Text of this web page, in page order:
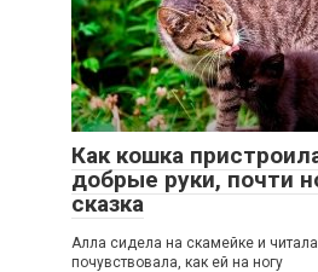
Как кошка
добрые руки, почти
сказка
Алла сидела на скамейке и читала
почувствовала, как ей на ногу